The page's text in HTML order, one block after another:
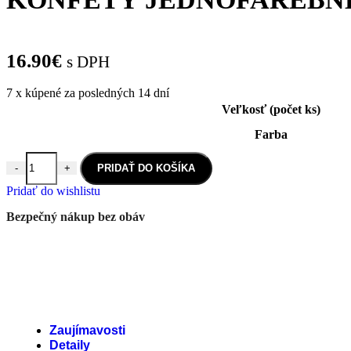
16.90€ s DPH
7 x kúpené za posledných 14 dní
Veľkosť (počet ks)
Farba
- + PRIDAŤ DO KOŠÍKA
Pridať do wishlistu
Bezpečný nákup bez obáv
Zaujímavosti
Detaily